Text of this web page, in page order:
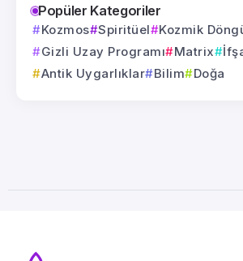
Popüler Kategoriler
Kozmos Spiritüel Kozmik
Gizli Uzay Programı
Matrix
Antik Uygarlıklar
Bilim Doğa